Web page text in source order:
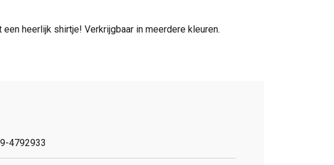
heerlijk shirtje! Verkrijgbaar in meerdere kleuren.
4792933